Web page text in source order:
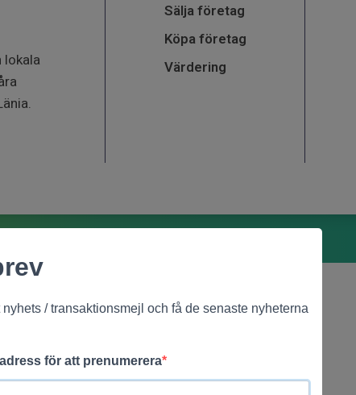
/ transaktionsmejl och få de senaste nyheterna
för att prenumerera
lokala
Sälja företag
Köpa företag
Värdering
Företagsförmedling AB © 2026 All Rights Reserved
IntegritetspolicyCookies